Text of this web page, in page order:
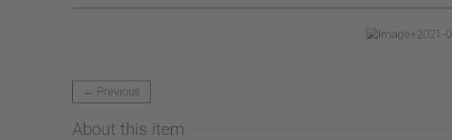
← Previous
About this item